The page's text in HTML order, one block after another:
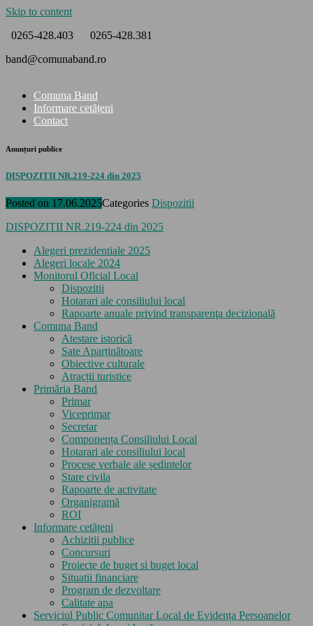
Skip to content
0265-428.403
0265-428.381
band@comunaband.ro
Comuna Band
Informare cetățeni
Contact
Anunțuri publice
DISPOZITII NR.219-224 din 2025
Posted on 17.06.2025Categories Dispozitii
DISPOZITII NR.219-224 din 2025
Alegeri prezidentiale 2025
Alegeri locale 2024
Monitorul Oficial Local
Dispozitii
Hotarari ale consiliului local
Rapoarte anuale privind transparenţa decizională
Comuna Band
Atestare istorică
Sate Aparținătoare
Obiective culturale
Atracții turistice
Primăria Band
Primar
Viceprimar
Secretar
Componența Consiliului Local
Hotarari ale consiliului local
Procese verbale ale ședintelor
Stare civila
Rapoarte de activitate
Organigramă
ROI
Informare cetățeni
Achizitii publice
Concursuri
Proiecte de buget si buget local
Situatii financiare
Program de dezvoltare
Calitate apa
Serviciul Public Comunitar Local de Evidența Persoanelor